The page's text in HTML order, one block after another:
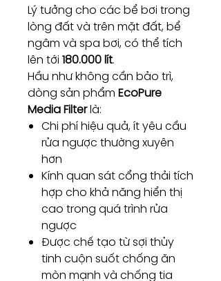
Lý tưởng cho các bể bơi trong
lòng đất và trên mặt đất, bể
ngâm và spa bơi, có thể tích
lên tới 180.000 lít.
Hầu như không cần bảo trì,
dòng sản phẩm EcoPure
Media Filterlà:
Chi phí hiệu quả, ít yêu cầu
rửa ngược thường xuyên
hơn
Kính quan sát cổng thải tích
hợp cho khả năng hiển thị
cao trong quá trình rửa
ngược
Được chế tạo từ sợi thủy
tinh cuộn suốt chống ăn
mòn mạnh và chống tia